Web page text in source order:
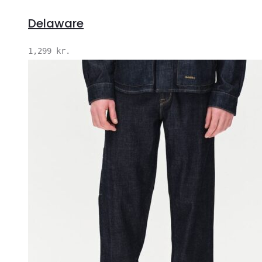
Delaware
1,299 kr.